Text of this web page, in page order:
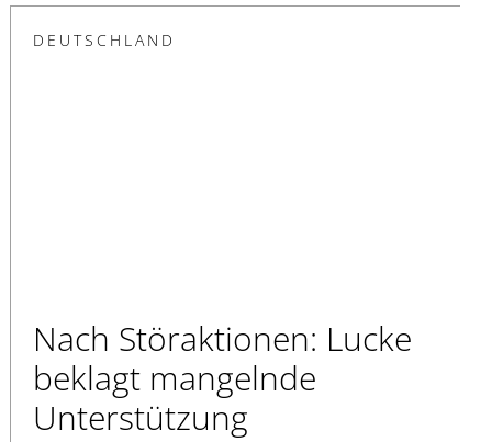
DEUTSCHLAND
Nach Störaktionen: Lucke
beklagt mangelnde
Unterstützung